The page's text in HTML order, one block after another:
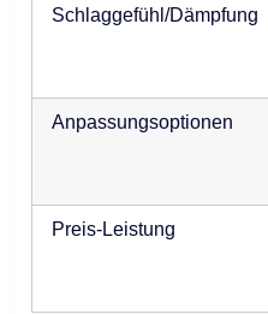
Schlaggefühl/Dämpfung
Anpassungsoptionen
Preis-Leistung